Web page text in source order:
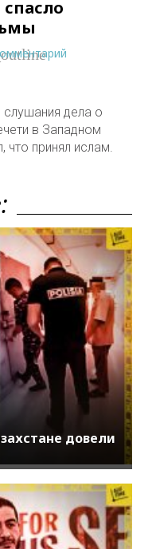
слушания дела о
в Западном
принял ислам.
довели